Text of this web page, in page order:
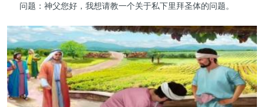
问题：神父您好，我想请教一个关于私下里拜圣体的问题。